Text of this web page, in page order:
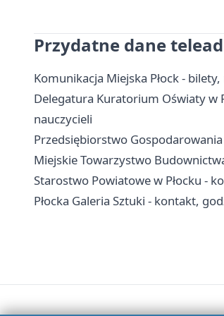
Przydatne dane
Komunikacja Miejska Płock -
Delegatura Kuratorium Oświaty w
nauczycieli
Przedsiębiorstwo
Miejskie Towarzystwo
Starostwo Powiatowe w Płocku -
Płocka Galeria Sztuki - kontakt,